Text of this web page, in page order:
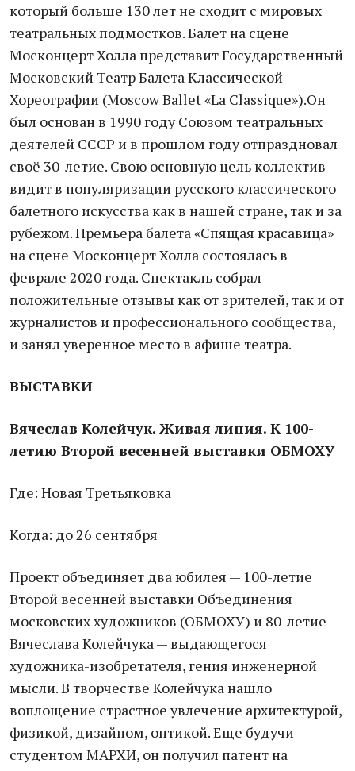
который больше 130 лет не сходит с мировых
театральных подмостков. Балет на сцене
Москонцерт Холла представит Государственный
Московский Театр Балета Классической
Хореографии (Moscow Ballet «La Classique»).Он
был основан в 1990 году Союзом театральных
деятелей СССР и в прошлом году отпраздновал
своё 30-летие. Свою основную цель коллектив
видит в популяризации русского классического
балетного искусства как в нашей стране, так и за
рубежом. Премьера балета «Спящая красавица»
на сцене Москонцерт Холла состоялась в
феврале 2020 года. Спектакль собрал
положительные отзывы как от зрителей, так и от
журналистов и профессионального сообщества,
и занял уверенное место в афише театра.
ВЫСТАВКИ
Вячеслав Колейчук. Живая линия. К 100-
летию Второй весенней выставки ОБМОХУ
Где: Новая Третьяковка
Когда: до 26 сентября
Проект объединяет два юбилея — 100-летие
Второй весенней выставки Объединения
московских художников (ОБМОХУ) и 80-летие
Вячеслава Колейчука — выдающегося
художника-изобретателя, гения инженерной
мысли. В творчестве Колейчука нашло
воплощение страстное увлечение архитектурой,
физикой, дизайном, оптикой. Еще будучи
студентом МАРХИ, он получил патент на